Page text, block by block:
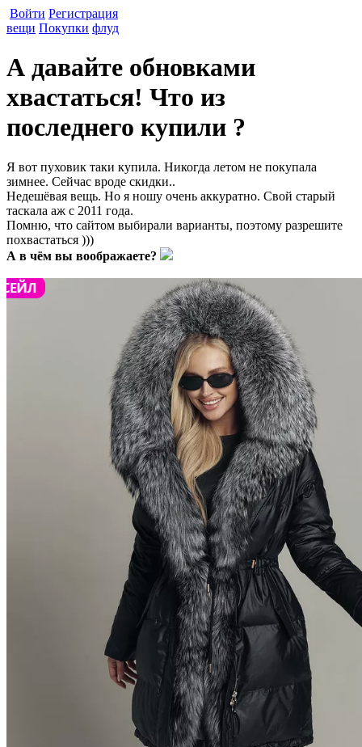
Войти Регистрация
вещи Покупки флуд
А давайте обновками
хвастаться! Что из
последнего купили ?
Я вот пуховик таки купила. Никогда летом не покупала
зимнее. Сейчас вроде скидки..
Недешёвая вещь. Но я ношу очень аккуратно. Свой старый
таскала аж с 2011 года.
Помню, что сайтом выбирали варианты, поэтому разрешите
похвастаться )))
А в чём вы воображаете?